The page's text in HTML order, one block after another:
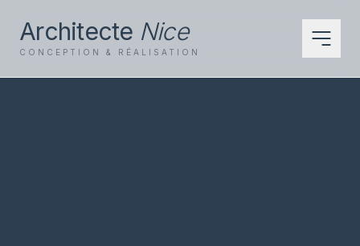
Architecte Nice
CONCEPTION & RÉALISATION